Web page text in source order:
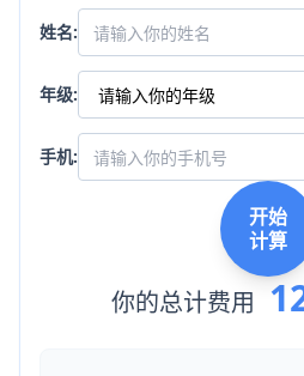
姓名:
年级:
手机:
开始
计算
你的总计费用